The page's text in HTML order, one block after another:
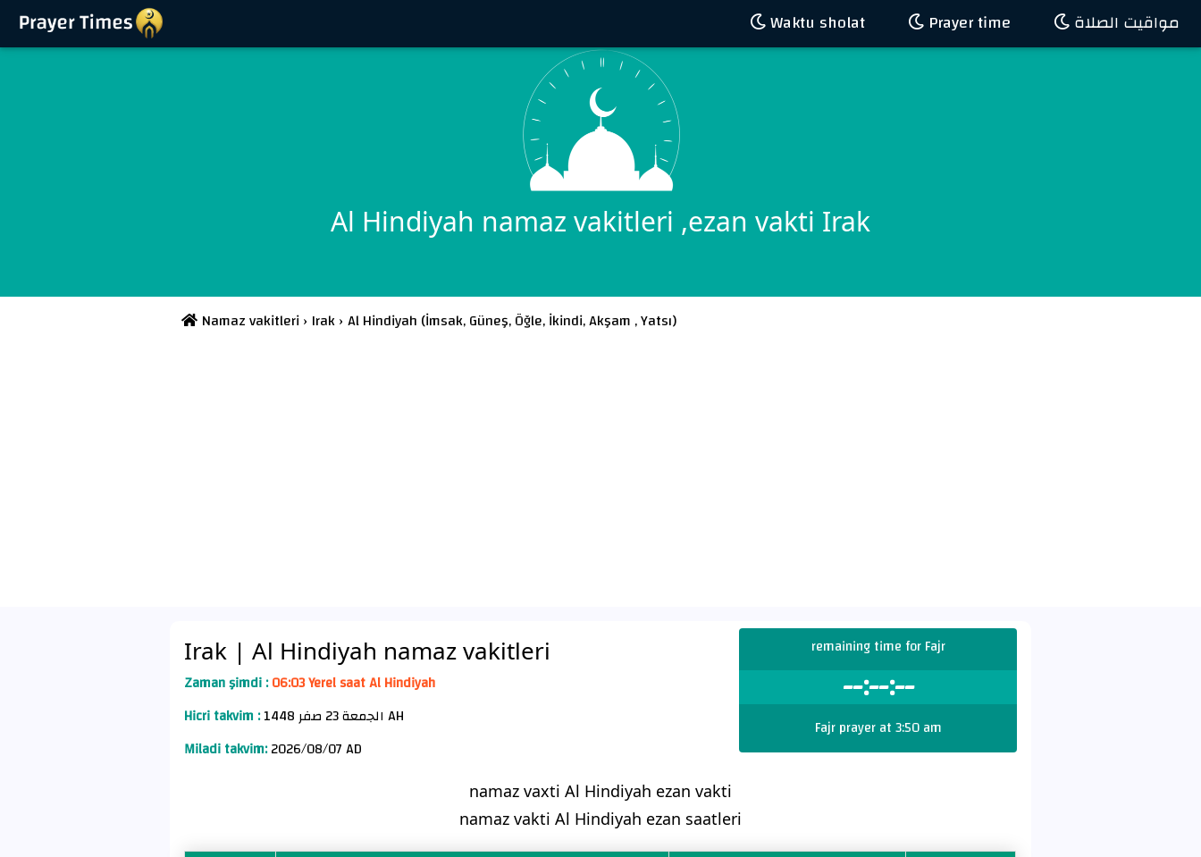
مواقيت الصلاة Prayer time
Waktu sholat
Al Hindiyah namaz vakitleri ,ezan vakti Irak
Namaz vakitleri› Irak› Al Hindiyah (İmsak,Güneş,Öğle,İkindi,Akşam ,Yatsı)
Irak | Al Hindiyah namaz vakitleri
Zaman şimdi :06:03 Yerel saat Al Hindiyah
Hicri takvim :
الجمعة 23 صفر 1448 AH
Miladi takvim:2026/08/07 AD
remaining time for Fajr
--:--:--
Fajr prayer at 3:50 am
namaz vaxti Al Hindiyah ezan vakti
namaz vakti Al Hindiyah ezan saatleri